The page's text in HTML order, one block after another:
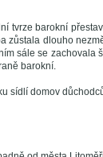
tvrze barokní
zůstala dlouho
sále se zachovala
barokní.
sídlí domov